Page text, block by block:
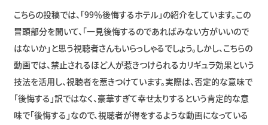
こちらの投稿では、「99％後悔するホテル」の紹介をしています。この
冒頭部分を聞いて、「一見後悔するのであればみない方がいいので
はないか」と思う視聴者さんもいらっしゃるでしょう。しかし、こちらの
動画では、禁止されるほど人が惹きつけられるカリギュラ効果という
技法を活用し、視聴者を惹きつけています。実際は、否定的な意味で
「後悔する」訳ではなく、豪華すぎて幸せ太りするという肯定的な意
味で「後悔する」なので、視聴者が得をするような動画になっている